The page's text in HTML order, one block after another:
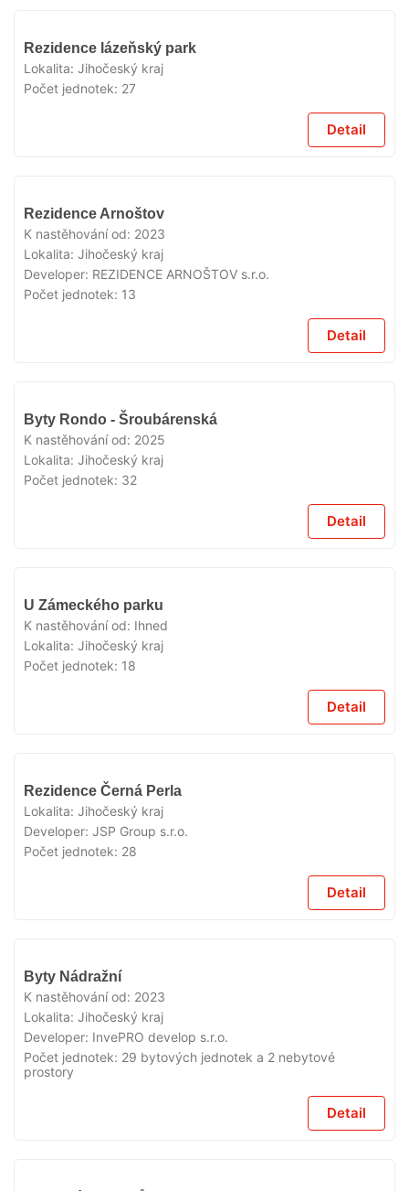
Rezidence lázeňský park
Lokalita: Jihočeský kraj
Počet jednotek: 27
Detail
Rezidence Arnoštov
K nastěhování od: 2023
Lokalita: Jihočeský kraj
Developer: REZIDENCE ARNOŠTOV s.r.o.
Počet jednotek: 13
Detail
Byty Rondo - Šroubárenská
K nastěhování od: 2025
Lokalita: Jihočeský kraj
Počet jednotek: 32
Detail
U Zámeckého parku
K nastěhování od: Ihned
Lokalita: Jihočeský kraj
Počet jednotek: 18
Detail
Rezidence Černá Perla
Lokalita: Jihočeský kraj
Developer: JSP Group s.r.o.
Počet jednotek: 28
Detail
Byty Nádražní
K nastěhování od: 2023
Lokalita: Jihočeský kraj
Developer: InvePRO develop s.r.o.
Počet jednotek: 29 bytových jednotek a 2 nebytové
prostory
Detail